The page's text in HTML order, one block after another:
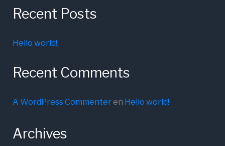
Recent Posts
Hello world!
Recent Comments
A WordPress Commenteren Hello world!
Archives